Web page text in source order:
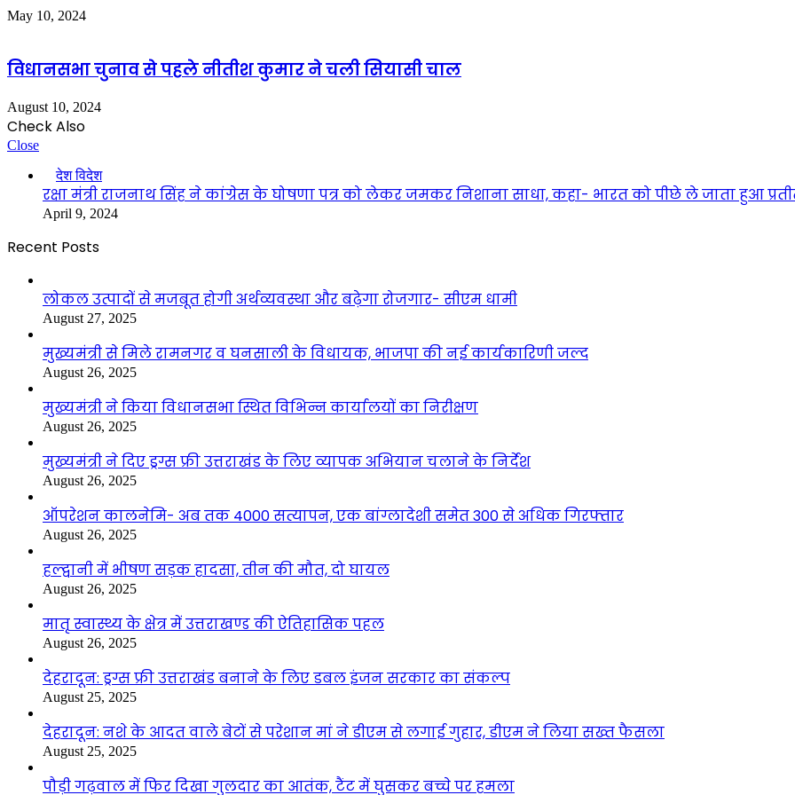
May 10, 2024
विधानसभा चुनाव से पहले नीतीश कुमार ने चली सियासी चाल
August 10, 2024
Check Also
Close
देश विदेश
रक्षा मंत्री राजनाथ सिंह ने कांग्रेस के घोषणा पत्र को लेकर जमकर नि‍शाना साधा, कहा- भारत को पीछे ले जाता हुआ
April 9, 2024
Recent Posts
लोकल उत्पादों से मजबूत होगी अर्थव्यवस्था और बढ़ेगा रोजगार- सीएम धामी
August 27, 2025
मुख्यमंत्री से मिले रामनगर व घनसाली के विधायक, भाजपा की नई कार्यकारिणी जल्द
August 26, 2025
मुख्यमंत्री ने किया विधानसभा स्थित विभिन्न कार्यालयों का निरीक्षण
August 26, 2025
मुख्यमंत्री ने दिए ड्रग्स फ्री उत्तराखंड के लिए व्यापक अभियान चलाने के निर्देश
August 26, 2025
ऑपरेशन कालनेमि- अब तक 4000 सत्यापन, एक बांग्लादेशी समेत 300 से अधिक गिरफ्तार
August 26, 2025
हल्द्वानी में भीषण सड़क हादसा, तीन की मौत, दो घायल
August 26, 2025
मातृ स्वास्थ्य के क्षेत्र में उत्तराखण्ड की ऐतिहासिक पहल
August 26, 2025
देहरादून: ड्रग्स फ्री उत्तराखंड बनाने के लिए डबल इंजन सरकार का संकल्प
August 25, 2025
देहरादून: नशे के आदत वाले बेटों से परेशान मां ने डीएम से लगाई गुहार, डीएम ने लिया सख्त फैसला
August 25, 2025
पौड़ी गढ़वाल में फिर दिखा गुलदार का आतंक, टैंट में घुसकर बच्चे पर हमला